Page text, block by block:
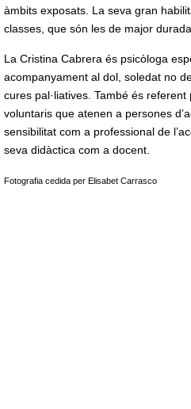
àmbits exposats. La seva gran
classes, que són les de major
La Cristina Cabrera és psicòloga
acompanyament al dol, soledat no
cures pal·liatives. També és
voluntaris que atenen a persones
sensibilitat com a professional de
seva didàctica com a docent.
Fotografia cedida per Elisabet Carrasco